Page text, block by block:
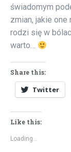
świadomym
zmian, jakie
rodzi się w
warto…
Share this:
Twitter
Like this:
Loading...